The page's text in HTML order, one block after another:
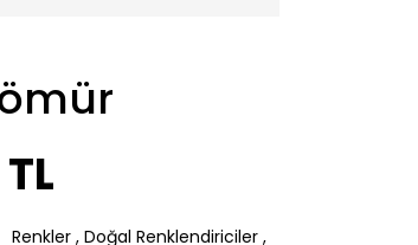
Renkler , Doğal Renklendiriciler ,